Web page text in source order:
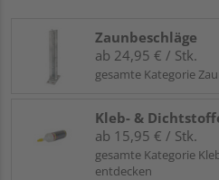
Zaunbeschläge
ab 24,95 € / Stk.
gesamte Kategorie
Kleb- &
ab 15,95 € / Stk.
gesamte Kategorie
entdecken